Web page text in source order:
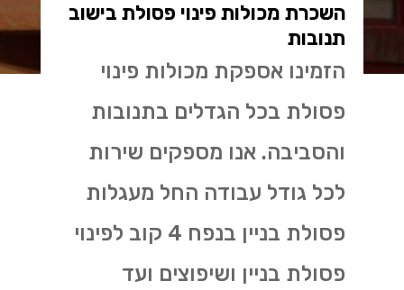
השכרת מכולות פינוי פסולת בישוב
תנובות
הזמינו אספקת מכולות פינוי
פסולת בכל הגדלים בתנובות
והסביבה. אנו מספקים שירות
לכל גודל עבודה החל מעגלות
פסולת בניין בנפח 4 קוב לפינוי
פסולת בניין ושיפוצים ועד